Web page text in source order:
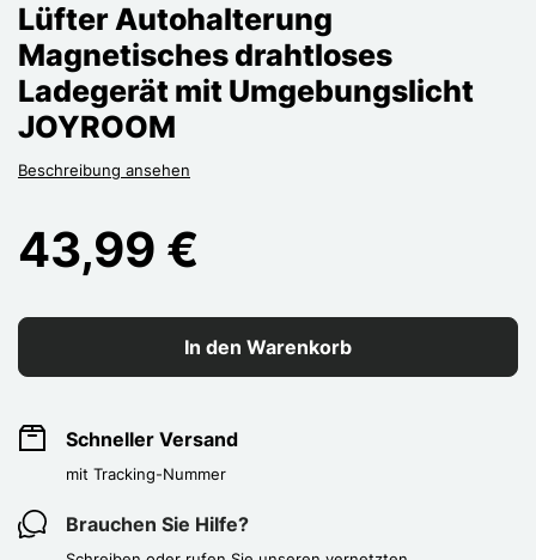
Lüfter Autohalterung
Magnetisches drahtloses
Ladegerät mit Umgebungslicht
JOYROOM
Beschreibung ansehen
43,99 €
In den Warenkorb
Schneller Versand
mit Tracking-Nummer
Brauchen Sie Hilfe?